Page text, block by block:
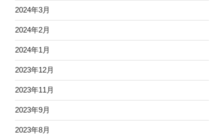
2024年3月
2024年2月
2024年1月
2023年12月
2023年11月
2023年9月
2023年8月